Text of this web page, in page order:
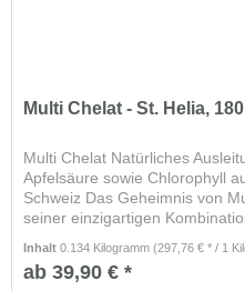
Multi Chelat - St. Helia,
Multi Chelat Natürliches
Apfelsäure sowie Chlorophyll
Schweiz Das Geheimnis von
seiner einzigartigen
Inhalt0.134 Kilogramm(297,76 € * / 1
ab 39,90 € *